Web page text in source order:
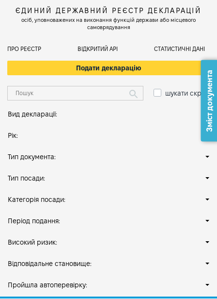
ЄДИНИЙ ДЕРЖАВНИЙ РЕЄСТР ДЕКЛАРАЦІЙ
осіб, уповноважених на виконання функцій держави або місцевого
самоврядування
ПРО РЕЄСТР ВІДКРИТИЙ АРІ СТАТИСТИЧНІ ДАНІ
Подати декларацію
шукати скрізь
Вид декларації:
Рік:
Тип документа:
Тип посади:
Категорія посади:
Період подання:
Високий ризик:
Відповідальне становище:
Пройшла автоперевірку:
Зміст документа